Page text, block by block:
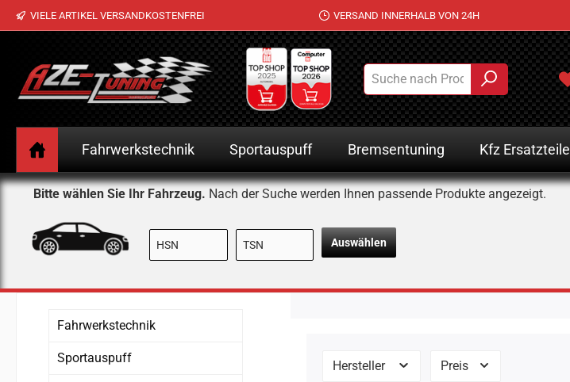
Hauptinhalt springen
Zur Suche springen
Zur Hauptnavigation springen
VIELE ARTIKEL VERSANDKOSTENFREI VERSAND INNERHALB VON 24H
Fahrwerkstechnik Sportauspuff Bremsentuning Kfz Ersatzteile
Bitte wählen Sie Ihr Fahrzeug. Nach der Suche werden Ihnen passende Produkte angezeigt.
Auswählen
Fahrwerkstechnik
Sportauspuff
Hersteller Preis